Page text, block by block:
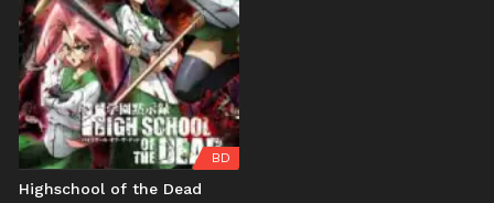
BD
Highschool of the Dead